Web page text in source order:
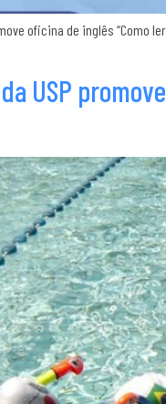
oficina de inglês
USP